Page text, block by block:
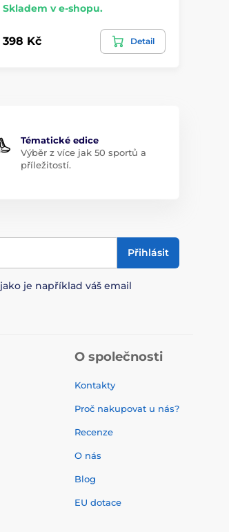
Skladem v e-shopu.
398 Kč Detail
Tématické edice
Výběr z více jak 50 sportů a
příležitostí.
Přihlásit
jako je například váš email
O společnosti
Kontakty
Proč nakupovat u nás?
Recenze
O nás
Blog
EU dotace